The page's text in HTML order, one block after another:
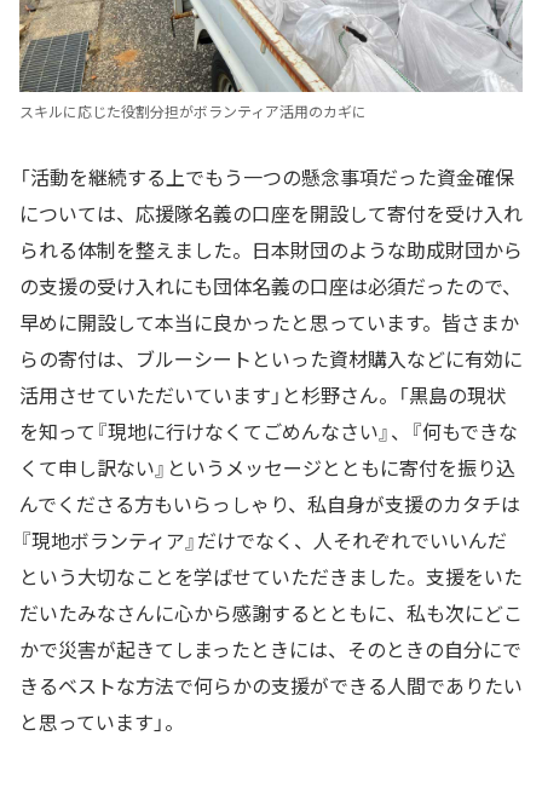
スキルに応じた役割分担がボランティア活用のカギに
「活動を継続する上でもう一つの懸念事項だった資金確保
については、応援隊名義の口座を開設して寄付を受け入れ
られる体制を整えました。日本財団のような助成財団から
の支援の受け入れにも団体名義の口座は必須だったので、
早めに開設して本当に良かったと思っています。皆さまか
らの寄付は、ブルーシートといった資材購入などに有効に
活用させていただいています」と杉野さん。「黒島の現状
を知って『現地に行けなくてごめんなさい』、『何もできな
くて申し訳ない』というメッセージとともに寄付を振り込
んでくださる方もいらっしゃり、私自身が支援のカタチは
『現地ボランティア』だけでなく、人それぞれでいいんだ
という大切なことを学ばせていただきました。支援をいた
だいたみなさんに心から感謝するとともに、私も次にどこ
かで災害が起きてしまったときには、そのときの自分にで
きるベストな方法で何らかの支援ができる人間でありたい
と思っています」。